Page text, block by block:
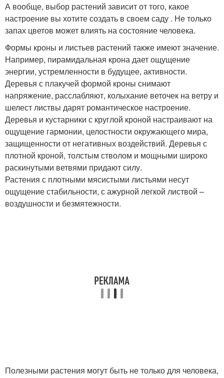
А вообще, выбор растений зависит от того, какое
настроение вы хотите создать в своем саду . Не только
запах цветов может влиять на состояние человека.
Формы кроны и листьев растений также имеют значение.
Например, пирамидальная крона дает ощущение
энергии, устремленности в будущее, активности.
Деревья с плакучей формой кроны снимают
напряжение, расслабляют, колыхание веточек на ветру и
шелест листвы дарят романтическое настроение.
Деревья и кустарники с круглой кроной настраивают на
ощущение гармонии, целостности окружающего мира,
защищенности от негативных воздействий. Деревья с
плотной кроной, толстым стволом и мощными широко
раскинутыми ветвями придают силу.
Растения с плотными мясистыми листьями несут
ощущение стабильности, с ажурной легкой листвой –
воздушности и безмятежности.
Полезными растения могут быть не только для человека,